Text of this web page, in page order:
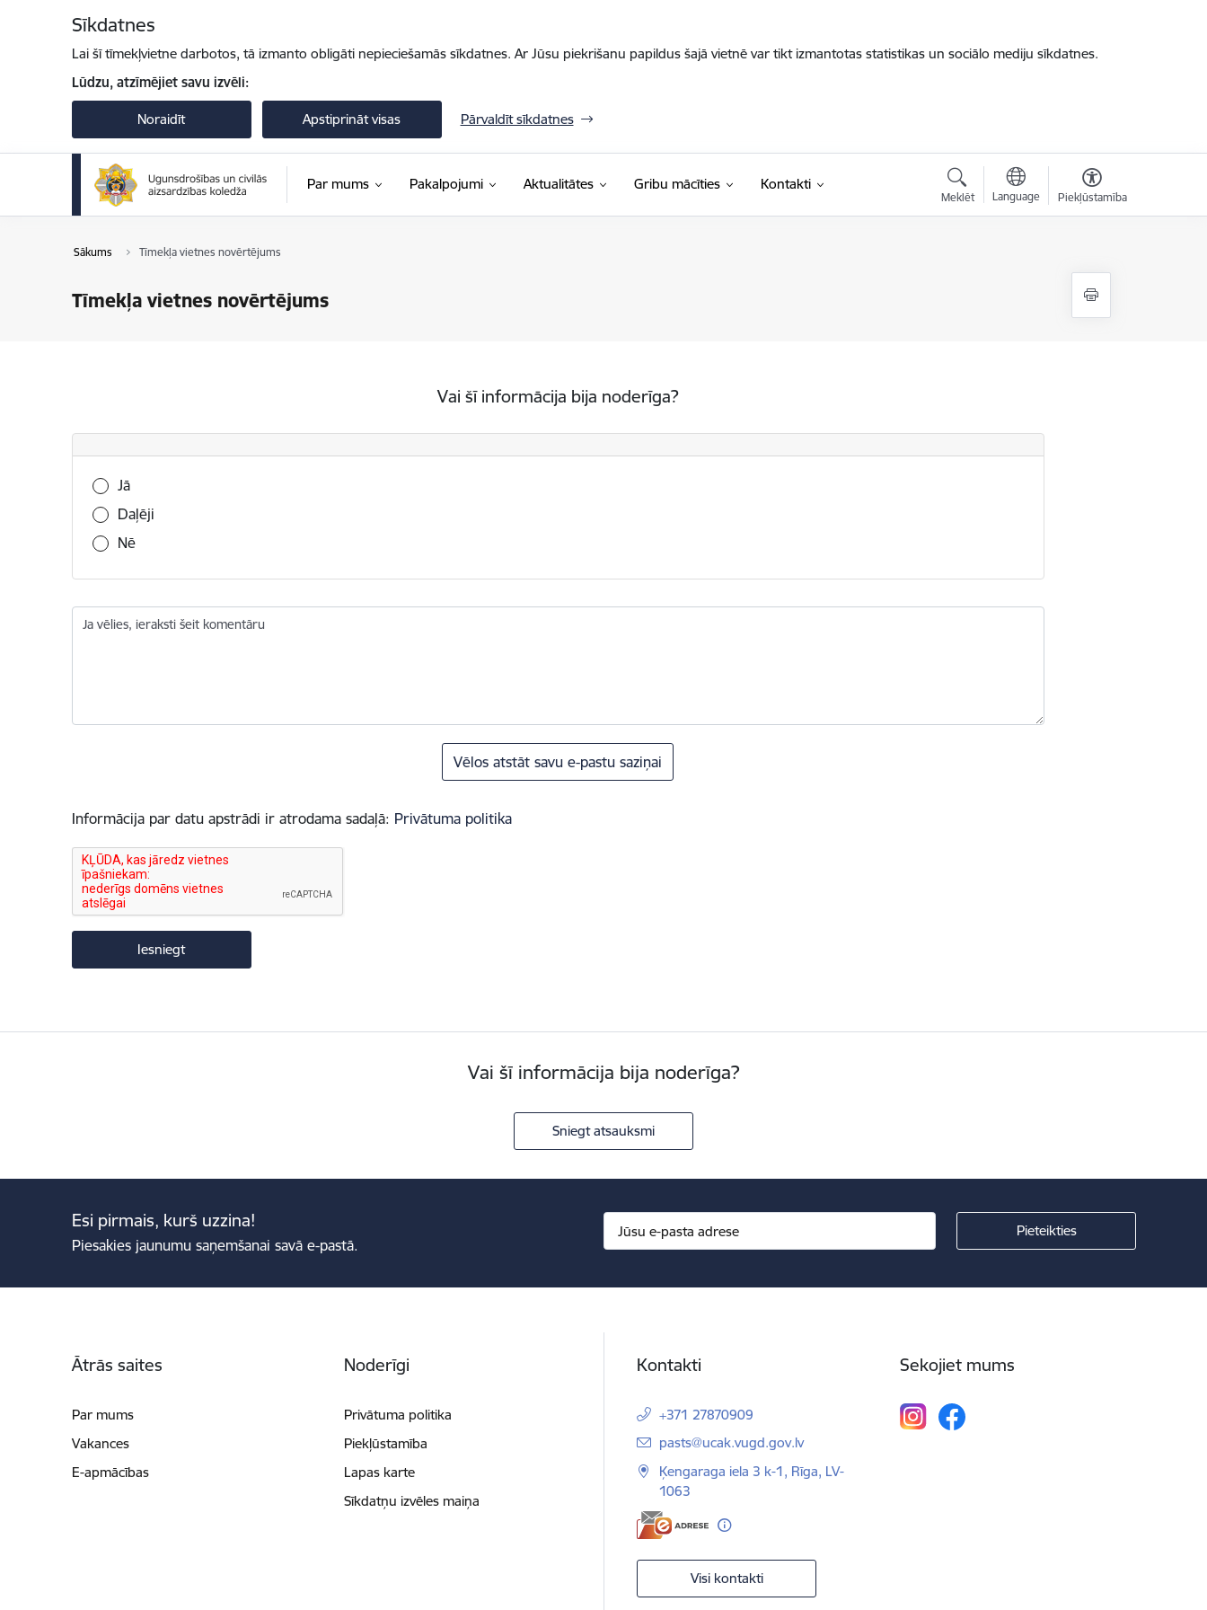
Sīkdatnes
Lai šī tīmekļvietne darbotos, tā izmanto obligāti nepieciešamās sīkdatnes. Ar Jūsu piekrišanu papildus šajā vietnē var tikt izmantotas statistikas un sociālo mediju sīkdatnes.
Lūdzu, atzīmējiet savu izvēli:
Noraidīt Apstiprināt visas Pārvaldīt sīkdatnes
Par mums Pakalpojumi Aktualitātes Gribu mācīties Kontakti
Meklēt Language Piekļūstamība
Sākums Tīmekļa vietnes novērtējums
Tīmekļa vietnes novērtējums
Vai šī informācija bija noderīga?
Vai šī informācija bija noderīga?
Jā
Daļēji
Nē
Ja vēlies, ieraksti šeit komentāru
Vēlos atstāt savu e-pastu saziņai
Informācija par datu apstrādi ir atrodama sadaļā: Privātuma politika
Vai šī informācija bija noderīga?
Sniegt atsauksmi
Esi pirmais, kurš uzzina!
Piesakies jaunumu saņemšanai savā e-pastā.
Ātrās saites
Par mums
Vakances
E-apmācības
Noderīgi
Privātuma politika
Piekļūstamība
Lapas karte
Sīkdatņu izvēles maiņa
Kontakti
+371 27870909
E-pasts:
pasts@ucak.vugd.gov.lv
Ķengaraga iela 3 k-1, Rīga, LV-
1063
Visi kontakti
Sekojiet mums